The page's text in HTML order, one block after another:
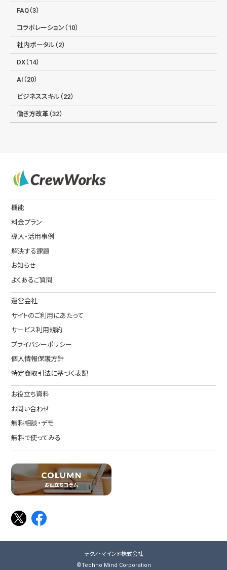
FAQ（3）
コラボレーション（10）
社内ポータル（2）
DX（14）
AI（20）
ビジネススキル（22）
働き方改革（32）
機能
料金プラン
導入・活用事例
解決する課題
お知らせ
よくあるご質問
運営会社
サイトのご利用にあたって
サービス利用規約
プライバシーポリシー
個人情報保護方針
特定商取引法に基づく表記
お役立ち資料
お問い合わせ
無料相談・デモ
無料で使ってみる
テクノ・マインド株式会社
©Techno Mind Corporation